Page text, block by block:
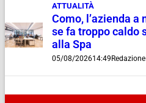
ATTUALITÀ
Como, l’azienda a
se fa troppo caldo
alla Spa
05/08/202614:49Redazione